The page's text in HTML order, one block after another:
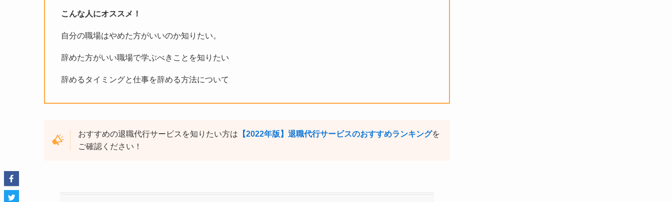
こんな人にオススメ！
自分の職場はやめた方がいいのか知りたい。
辞めた方がいい職場で学ぶべきことを知りたい
辞めるタイミングと仕事を辞める方法について
おすすめの退職代行サービスを知りたい方は 【2022年版】退職代行サービスのおすすめランキングを
ご確認ください！